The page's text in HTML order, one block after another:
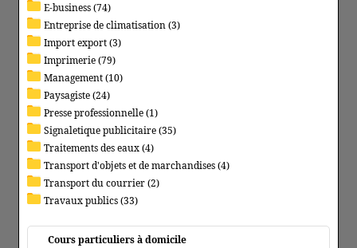
E-business (74)
Entreprise de climatisation (3)
Import export (3)
Imprimerie (79)
Management (10)
Paysagiste (24)
Presse professionnelle (1)
Signaletique publicitaire (35)
Traitements des eaux (4)
Transport d'objets et de marchandises (4)
Transport du courrier (2)
Travaux publics (33)
Cours particuliers à domicile